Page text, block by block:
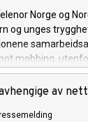
Norge og
og unges
mobbing,
hverdag som blir
av